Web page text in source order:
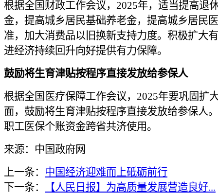
根据全国财政工作会议，2025年，适当提高退
金，提高城乡居民基础养老金，提高城乡居民
准，加大消费品以旧换新支持力度。积极扩大
进经济持续回升向好提供有力保障。
鼓励将生育津贴按程序直接发放给参保人
根据全国医疗保障工作会议，2025年要巩固扩
面，鼓励将生育津贴按程序直接发放给参保人
职工医保个账资金跨省共济使用。
来源：中国政府网
上一条： 中国经济迎难而上砥砺前行
下一条：
【人民日报】为高质量发展营造良好...